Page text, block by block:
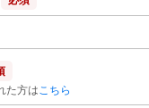
た方は こちら